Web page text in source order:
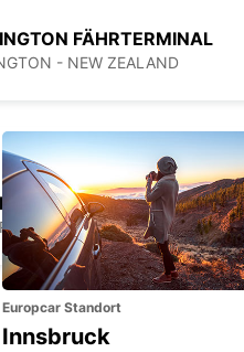
FÄHRTERMINAL
- NEW ZEALAND
PALMERSTON NORTH FLUGHAFEN
NORTH - NEW ZEALAND
Europcar Standort
Innsbruck